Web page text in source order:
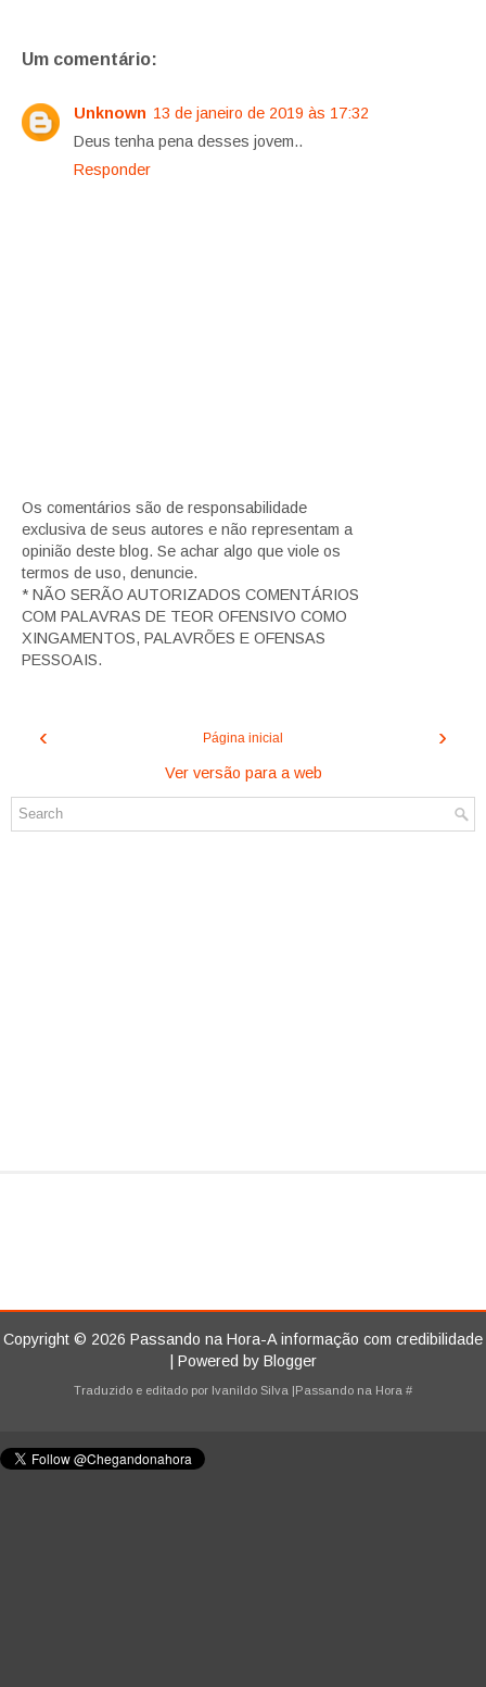
Um comentário:
Unknown 13 de janeiro de 2019 às 17:32
Deus tenha pena desses jovem..
Responder
Os comentários são de responsabilidade
exclusiva de seus autores e não representam a
opinião deste blog. Se achar algo que viole os
termos de uso, denuncie.
* NÃO SERÃO AUTORIZADOS COMENTÁRIOS
COM PALAVRAS DE TEOR OFENSIVO COMO
XINGAMENTOS, PALAVRÕES E OFENSAS
PESSOAIS.
‹ ›
Página inicial
Ver versão para a web
Copyright © 2026 Passando na Hora-A informação com credibilidade
| Powered by Blogger
Traduzido e editado por Ivanildo Silva |Passando na Hora #